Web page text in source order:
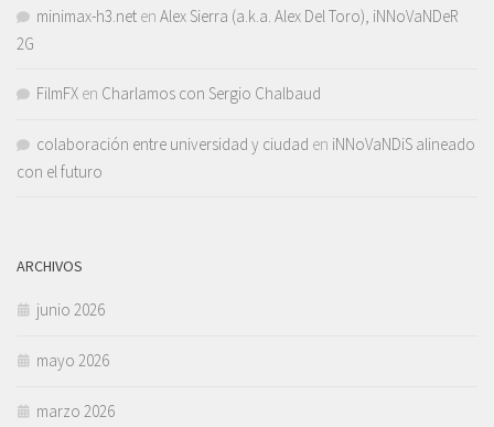
minimax-h3.net en Alex Sierra (a.k.a. Alex Del Toro), iNNoVaNDeR
2G
FilmFX en Charlamos con Sergio Chalbaud
colaboración entre universidad y ciudad en iNNoVaNDiS alineado
con el futuro
ARCHIVOS
junio 2026
mayo 2026
marzo 2026